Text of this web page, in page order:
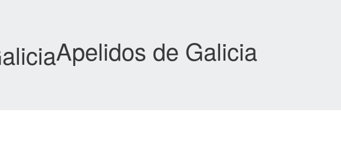
Apelidos de Galicia